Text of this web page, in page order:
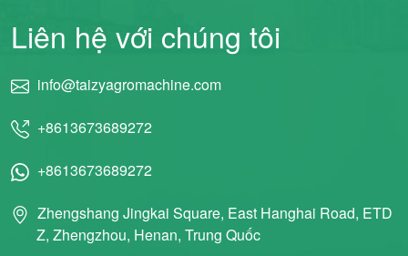
Liên hệ với chúng tôi
info@taizyagromachine.com
+8613673689272
+8613673689272
Zhengshang Jingkai Square, East Hanghai Road, ETD
Z, Zhengzhou, Henan, Trung Quốc